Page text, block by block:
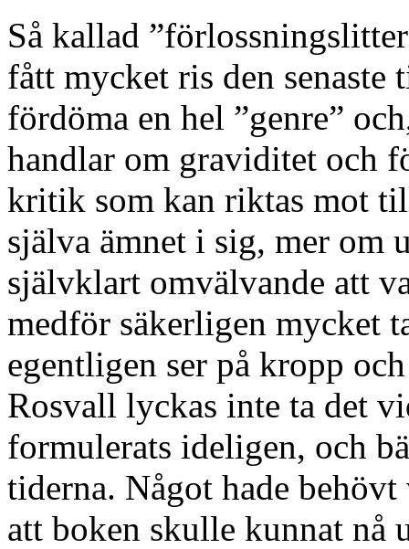
Så kallad
fått mycket ris den
fördöma en hel ”genre”
handlar om graviditet och
kritik som kan riktas mot
själva ämnet i sig, mer om
självklart omvälvande att
medför säkerligen mycket
egentligen ser på kropp
Rosvall lyckas inte ta det
formulerats ideligen, och
tiderna. Något hade
att boken skulle kunnat nå